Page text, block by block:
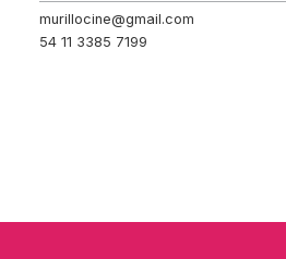
murillocine@gmail.com
54 11 3385 7199